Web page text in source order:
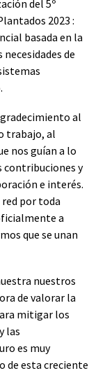
del 5º
2023 :
basada en la
de
al
trabajo, al
nos guían a lo
contribuciones y
e interés.
por toda
a
que se unan
nuestros
de valorar la
mitigar los
las
es muy
de esta creciente